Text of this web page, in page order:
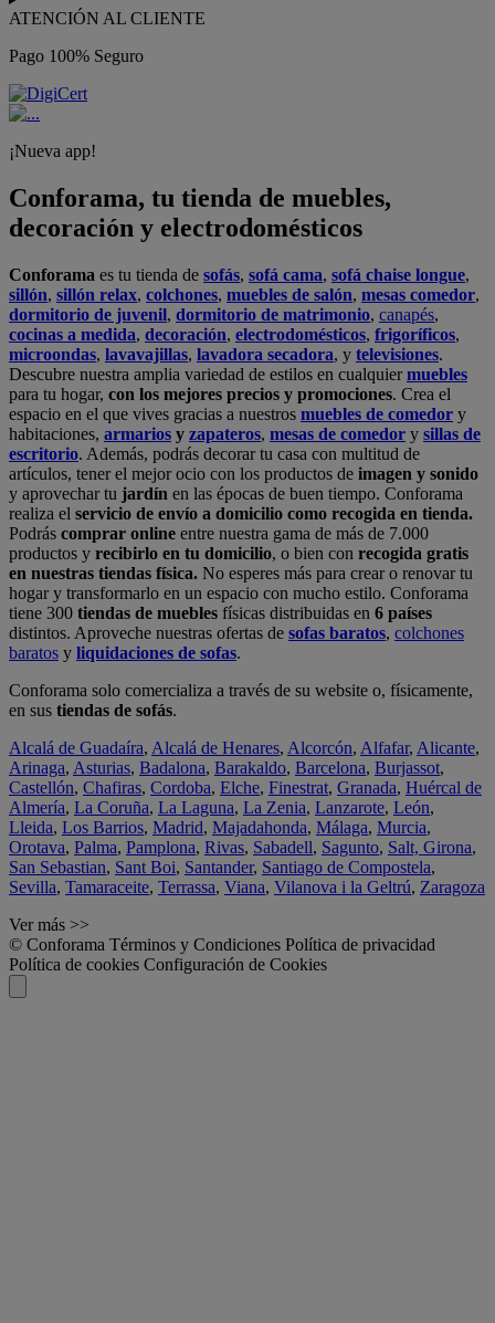
ATENCIÓN AL CLIENTE
Pago 100% Seguro
¡Nueva app!
Conforama, tu tienda de muebles,
decoración y electrodomésticos
Conforama es tu tienda de sofás, sofá cama, sofá chaise longue,
sillón, sillón relax, colchones, muebles de salón, mesas comedor,
dormitorio de juvenil, dormitorio de matrimonio, canapés,
cocinas a medida, decoración, electrodomésticos, frigoríficos,
microondas, lavavajillas, lavadora secadora, y televisiones.
Descubre nuestra amplia variedad de estilos en cualquiermuebles
para tu hogar, con los mejores precios y promociones. Crea el
espacio en el que vives gracias a nuestros muebles de comedor y
habitaciones, armarios y zapateros, mesas de comedor y sillas de
escritorio. Además, podrás decorar tu casa con multitud de
artículos, tener el mejor ocio con los productos de imagen y sonido
y aprovechar tu jardín en las épocas de buen tiempo. Conforama
realiza el servicio de envío a domicilio como recogida en tienda.
Podrás comprar online entre nuestra gama de más de 7.000
productos y recibirlo en tu domicilio, o bien con recogida gratis
en nuestras tiendas física. No esperes más para crear o renovar tu
hogar y transformarlo en un espacio con mucho estilo. Conforama
tiene 300 tiendas de muebles físicas distribuidas en 6 países
distintos. Aproveche nuestras ofertas de sofas baratos, colchones
baratos y liquidaciones de sofas.
Conforama solo comercializa a través de su website o, físicamente,
en sus tiendas de sofás.
Alcalá de Guadaíra, Alcalá de Henares, Alcorcón, Alfafar, Alicante,
Arinaga, Asturias, Badalona, Barakaldo, Barcelona, Burjassot,
Castellón, Chafiras, Cordoba, Elche, Finestrat, Granada, Huércal de
Almería, La Coruña, La Laguna, La Zenia, Lanzarote, León,
Lleida, Los Barrios, Madrid, Majadahonda, Málaga, Murcia,
Orotava, Palma, Pamplona, Rivas, Sabadell, Sagunto, Salt, Girona,
San Sebastian, Sant Boi, Santander, Santiago de Compostela,
Sevilla, Tamaraceite, Terrassa, Viana, Vilanova i la Geltrú, Zaragoza
Ver más >>
© Conforama Términos y Condiciones Política de privacidad
Política de cookies Configuración de Cookies